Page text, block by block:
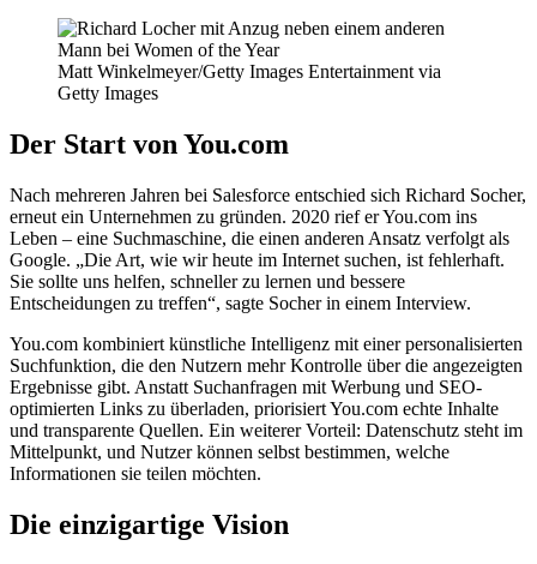
Matt Winkelmeyer/Getty Images Entertainment via
Getty Images
Der Start von You.com
Nach mehreren Jahren bei Salesforce entschied sich Richard Socher,
erneut ein Unternehmen zu gründen. 2020 rief er You.com ins
Leben – eine Suchmaschine, die einen anderen Ansatz verfolgt als
Google. „Die Art, wie wir heute im Internet suchen, ist fehlerhaft.
Sie sollte uns helfen, schneller zu lernen und bessere
Entscheidungen zu treffen“, sagte Socher in einem Interview.
You.com kombiniert künstliche Intelligenz mit einer personalisierten
Suchfunktion, die den Nutzern mehr Kontrolle über die angezeigten
Ergebnisse gibt. Anstatt Suchanfragen mit Werbung und SEO-
optimierten Links zu überladen, priorisiert You.com echte Inhalte
und transparente Quellen. Ein weiterer Vorteil: Datenschutz steht im
Mittelpunkt, und Nutzer können selbst bestimmen, welche
Informationen sie teilen möchten.
Die einzigartige Vision